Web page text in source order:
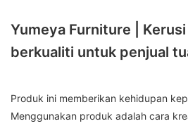
Yumeya Furniture |
berkualiti untuk penjual
Produk ini memberikan kehidupan
Menggunakan produk adalah cara